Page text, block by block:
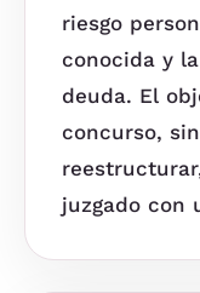
riesgo
conocida y
deuda. El
concurso,
juzgado con